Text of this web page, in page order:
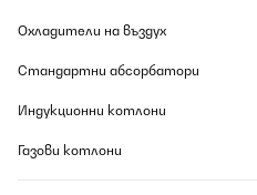
Охладители на въздух
Стандартни абсорбатори
Индукционни котлони
Газови котлони